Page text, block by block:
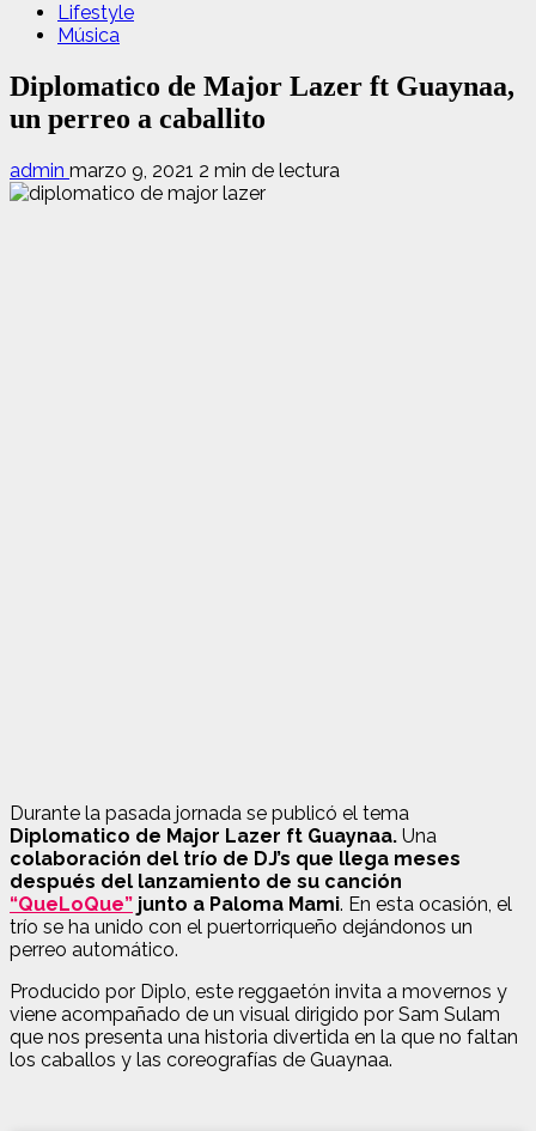
Lifestyle
Música
Diplomatico de Major Lazer ft Guaynaa,
un perreo a caballito
admin marzo 9, 2021 2 min de lectura
Durante la pasada jornada se publicó el tema
Diplomatico de Major Lazer ft Guaynaa. Una
colaboración del trío de DJ’s que llega meses
después del lanzamiento de su canción
“QueLoQue” junto a Paloma Mami. En esta ocasión, el
trío se ha unido con el puertorriqueño dejándonos un
perreo automático.
Producido por Diplo, este reggaetón invita a movernos y
viene acompañado de un visual dirigido por Sam Sulam
que nos presenta una historia divertida en la que no faltan
los caballos y las coreografías de Guaynaa.